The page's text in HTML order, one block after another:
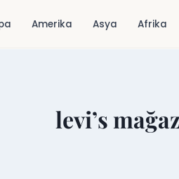
Amerika Asya Afrika
levi’s